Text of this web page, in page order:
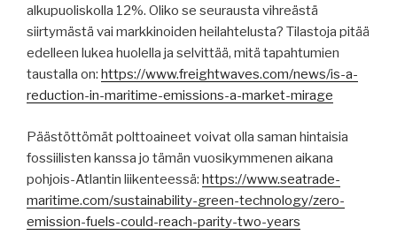
alkupuoliskolla 12%. Oliko se seurausta vihreästä
siirtymästä vai markkinoiden heilahtelusta? Tilastoja pitää
edelleen lukea huolella ja selvittää, mitä tapahtumien
taustalla on: https://www.freightwaves.com/news/is-a-
reduction-in-maritime-emissions-a-market-mirage
Päästöttömät polttoaineet voivat olla saman hintaisia
fossiilisten kanssa jo tämän vuosikymmenen aikana
pohjois-Atlantin liikenteessä: https://www.seatrade-
maritime.com/sustainability-green-technology/zero-
emission-fuels-could-reach-parity-two-years